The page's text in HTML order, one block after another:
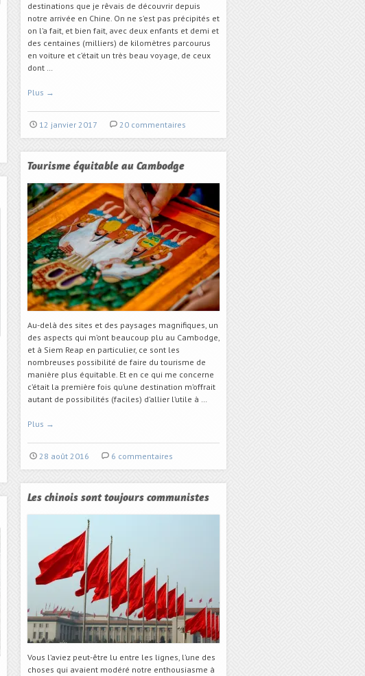
destinations que je rêvais de découvrir depuis
notre arrivée en Chine. On ne s’est pas précipités et
on l’a fait, et bien fait, avec deux enfants et demi et
des centaines (milliers) de kilomètres parcourus
en voiture et c’était un très beau voyage, de ceux
dont …
Plus →
12 janvier 2017 20 commentaires
Tourisme équitable au Cambodge
Au-delà des sites et des paysages magnifiques, un
des aspects qui m’ont beaucoup plu au Cambodge,
et à Siem Reap en particulier, ce sont les
nombreuses possibilité de faire du tourisme de
manière plus équitable. Et en ce qui me concerne
c’était la première fois qu’une destination m’offrait
autant de possibilités (faciles) d’allier l’utile à …
Plus →
28 août 2016 6 commentaires
Les chinois sont toujours communistes
Vous l’aviez peut-être lu entre les lignes, l’une des
choses qui avaient modéré notre enthousiasme à